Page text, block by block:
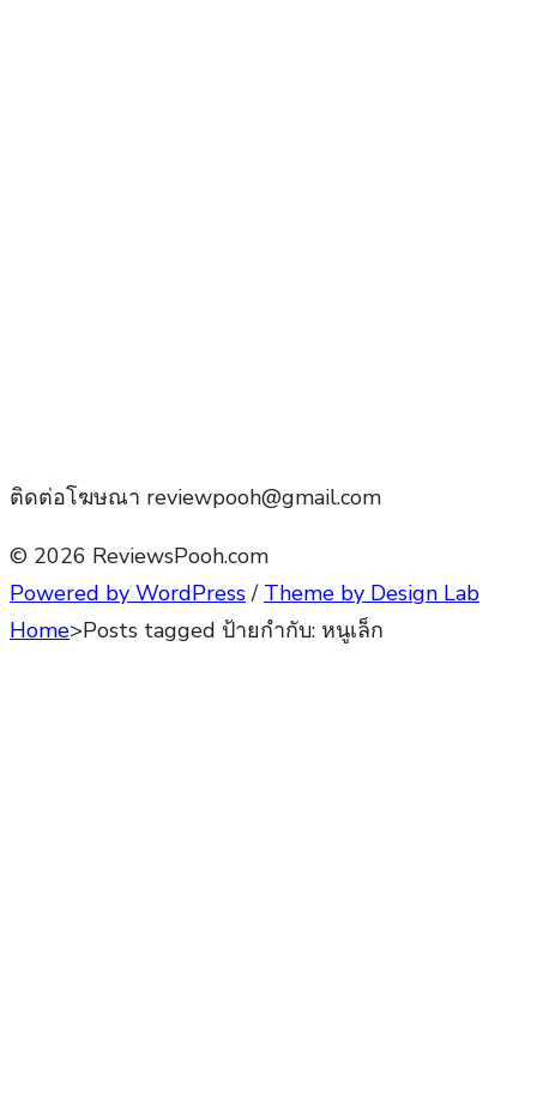
ติดต่อโฆษณา reviewpooh@gmail.com
© 2026 ReviewsPooh.com
Powered by WordPress / Theme by Design Lab
Home>Posts tagged ป้ายกำกับ: หนูเล็ก